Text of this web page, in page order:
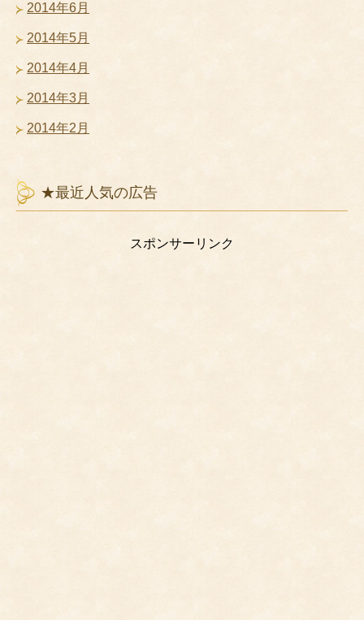
2014年6月
2014年5月
2014年4月
2014年3月
2014年2月
★最近人気の広告
スポンサーリンク